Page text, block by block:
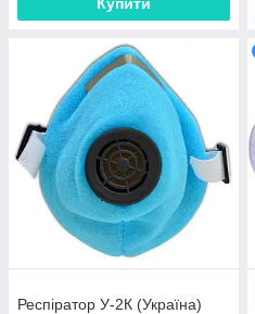
Респіратор У-2К (Україна)